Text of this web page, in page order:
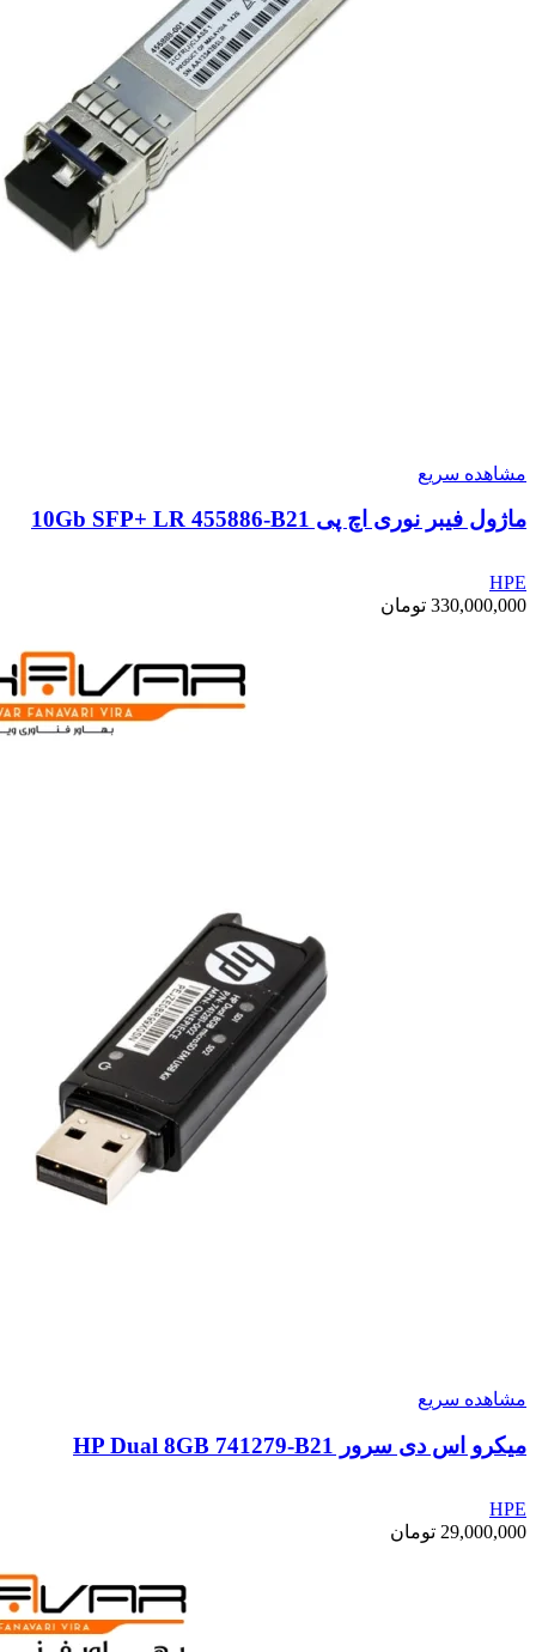
مشاهده سریع
ماژول فیبر نوری اچ پی 10Gb SFP+ LR 455886-B21
HPE
330,000,000 تومان
مشاهده سریع
میکرو اس دی سرور HP Dual 8GB 741279-B21
HPE
29,000,000 تومان